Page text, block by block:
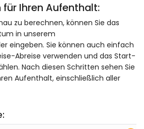
für Ihren Aufenthalt:
zu berechnen, können Sie das
in unserem
eingeben. Sie können auch einfach
Abreise verwenden und das Start-
Nach diesen Schritten sehen Sie
Aufenthalt, einschließlich aller